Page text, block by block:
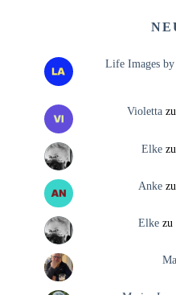
Life Images
Violettazu
Elkezu
Ankezu
Elkezu